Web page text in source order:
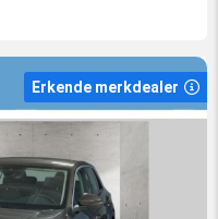
Erkende merkdealer